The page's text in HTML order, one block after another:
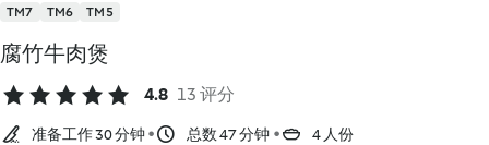
TM7 TM6 TM5
腐竹牛肉煲
4.8 13 评分
准备工作 30 分钟 总数 47 分钟 4 人份